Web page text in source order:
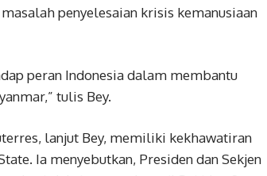
penyelesaian krisis kemanusiaan
peran Indonesia dalam membantu
tulis Bey.
lanjut Bey, memiliki kekhawatiran
Ia menyebutkan, Presiden dan Sekjen